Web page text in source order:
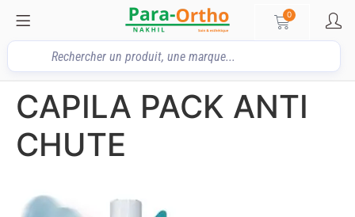
0
CAPILA PACK ANTI
CHUTE